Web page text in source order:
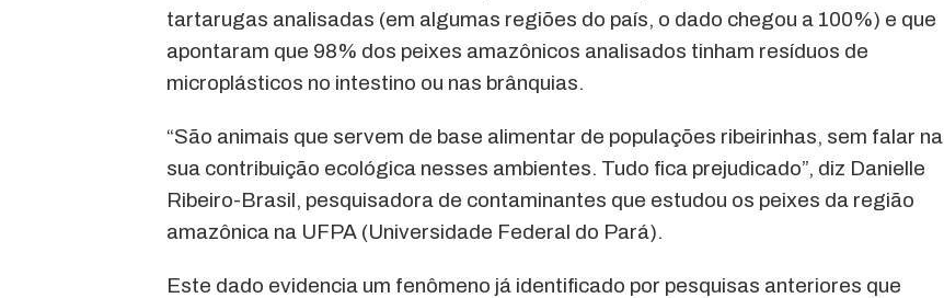
tartarugas analisadas (em algumas regiões do país, o dado chegou a 100%) e que
apontaram que 98% dos peixes amazônicos analisados tinham resíduos de
microplásticos no intestino ou nas brânquias.
“São animais que servem de base alimentar de populações ribeirinhas, sem falar na
sua contribuição ecológica nesses ambientes. Tudo fica prejudicado”, diz Danielle
Ribeiro-Brasil, pesquisadora de contaminantes que estudou os peixes da região
amazônica na UFPA (Universidade Federal do Pará).
Este dado evidencia um fenômeno já identificado por pesquisas anteriores que